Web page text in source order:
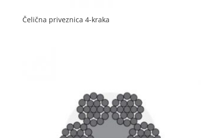
Čelična priveznica 4-kraka